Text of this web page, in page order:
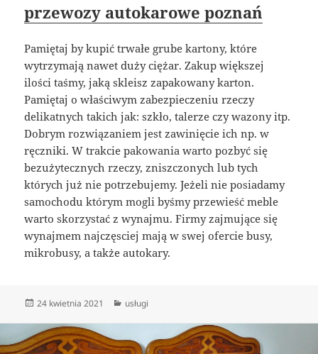
przewozy autokarowe poznań
Pamiętaj by kupić trwałe grube kartony, które
wytrzymają nawet duży ciężar. Zakup większej
ilości taśmy, jaką skleisz zapakowany karton.
Pamiętaj o właściwym zabezpieczeniu rzeczy
delikatnych takich jak: szkło, talerze czy wazony itp.
Dobrym rozwiązaniem jest zawinięcie ich np. w
ręczniki. W trakcie pakowania warto pozbyć się
bezużytecznych rzeczy, zniszczonych lub tych
których już nie potrzebujemy. Jeżeli nie posiadamy
samochodu którym mogli byśmy przewieść meble
warto skorzystać z wynajmu. Firmy zajmujące się
wynajmem najczęsciej mają w swej ofercie busy,
mikrobusy, a także autokary.
Data
24 kwietnia 2021 Kategorie
usługi